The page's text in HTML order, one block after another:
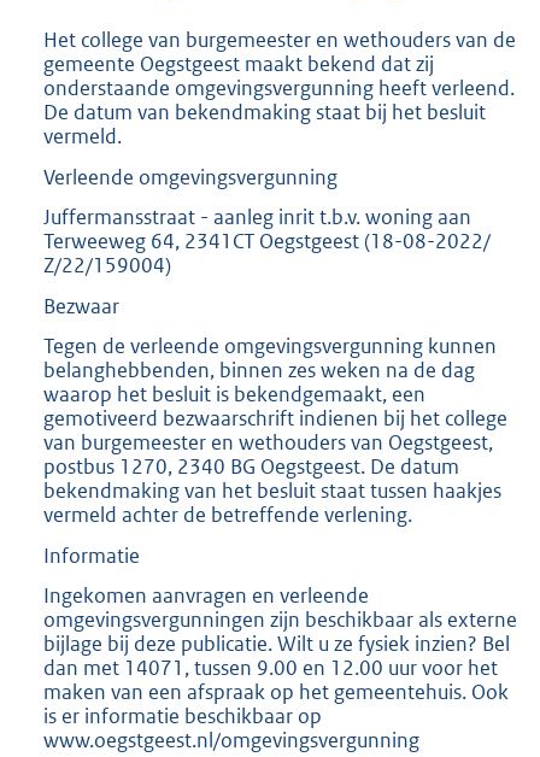
e
:
2
9
b
Het college van burgemeester en wethouders van de
gemeente Oegstgeest maakt bekend dat zij
onderstaande omgevingsvergunning heeft verleend.
De datum van bekendmaking staat bij het besluit
vermeld.
Verleende omgevingsvergunning
Juffermansstraat - aanleg inrit t.b.v. woning aan
Terweeweg 64, 2341CT Oegstgeest (18-08-2022/
Z/22/159004)
Bezwaar
Tegen de verleende omgevingsvergunning kunnen
belanghebbenden, binnen zes weken na de dag
waarop het besluit is bekendgemaakt, een
gemotiveerd bezwaarschrift indienen bij het college
van burgemeester en wethouders van Oegstgeest,
postbus 1270, 2340 BG Oegstgeest. De datum
bekendmaking van het besluit staat tussen haakjes
vermeld achter de betreffende verlening.
Informatie
Ingekomen aanvragen en verleende
omgevingsvergunningen zijn beschikbaar als externe
bijlage bij deze publicatie. Wilt u ze fysiek inzien? Bel
dan met 14071, tussen 9.00 en 12.00 uur voor het
maken van een afspraak op het gemeentehuis. Ook
is er informatie beschikbaar op
www.oegstgeest.nl/omgevingsvergunning